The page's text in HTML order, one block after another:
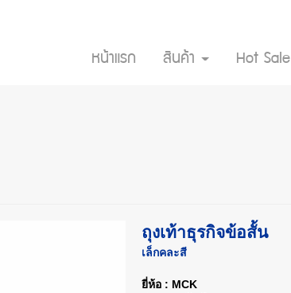
หน้าแรก สินค้า Hot Sale
ถุงเท้าธุรกิจข้อสั้น
เล็กคละสี
ยี่ห้อ : MCK